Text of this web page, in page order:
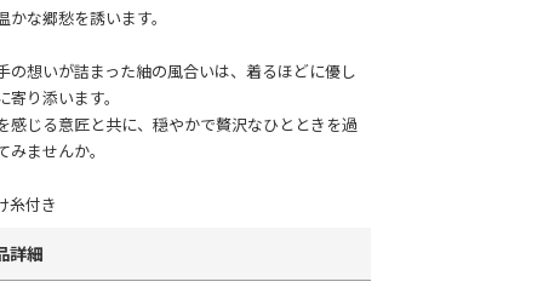
かな郷愁を誘います。
の想いが詰まった紬の風合いは、着るほどに優し
寄り添います。
感じる意匠と共に、穏やかで贅沢なひとときを過
みませんか。
糸付き
詳細